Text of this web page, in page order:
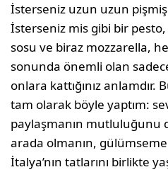
İsterseniz uzun uzun pişmiş
İsterseniz mis gibi bir
sosu ve biraz mozzarella,
sonunda önemli olan
onlara kattığınız anlamdır.
tam olarak böyle yaptım:
paylaşmanın mutluluğunu
arada olmanın,
İtalya’nın tatlarını birlikte